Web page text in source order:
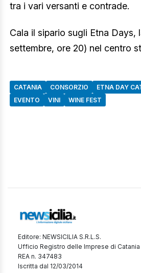
tra i vari versanti e contrade.
Cala il sipario sugli Etna Days,
settembre, ore 20) nel centro
CATANIA CONSORZIO ETNA DAY
EVENTO
VINI WINE FEST
Editore: NEWSICILIA S.R.L.S.
Ufficio Registro delle Imprese di Catania
REA n. 347483
Iscritta dal 12/03/2014